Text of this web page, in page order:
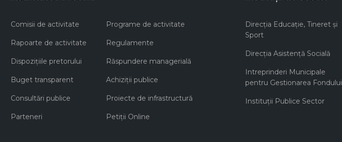
Comisii de activitate Programe de activitate
Rapoarte de activitate Regulamente
Dispozițiile pretorului Răspundere managerială
Buget transparent Achiziţii publice
Consultări publice Proiecte de infrastructură
Parteneri Petiții Online
Direcţia Educaţie, Tineret şi
Sport
Direcţia Asistenţă Socială
Intreprinderi Municipale
pentru Gestionarea Fondului
Instituţii Publice Sector